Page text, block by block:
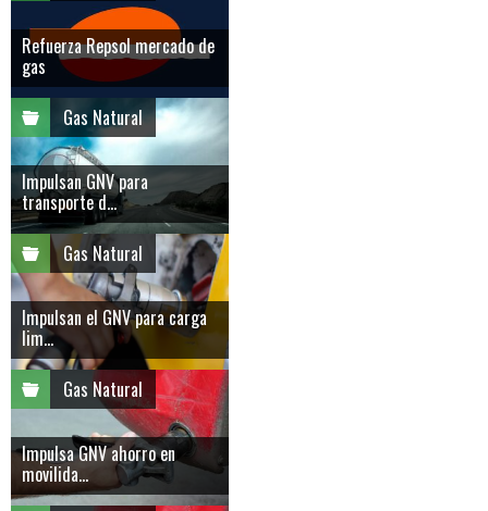
Refuerza Repsol mercado de
gas
Gas Natural
Impulsan GNV para
transporte d...
Gas Natural
Impulsan el GNV para carga
lim...
Gas Natural
Impulsa GNV ahorro en
movilida...